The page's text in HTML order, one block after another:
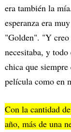
era también la
esperanza era
"Golden". "Y creo
necesitaba, y
chica que
película como en
Con la cantidad
año, más de una